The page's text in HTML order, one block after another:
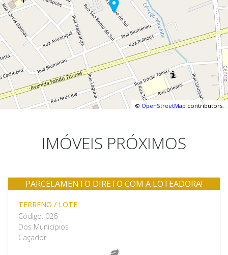
© OpenStreetMap contributors.
IMÓVEIS PRÓXIMOS
Venda
PARCELAMENTO DIRETO COM A LOTEADORA!
TERRENO / LOTE
Código: 026
Dos Municípios
Caçador